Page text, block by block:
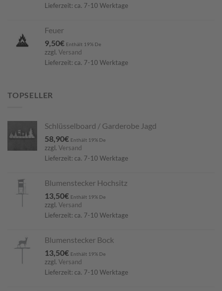
Lieferzeit: ca. 7-10 Werktage
Feuer
9,50€ Enthält 19% De
zzgl. Versand
Lieferzeit: ca. 7-10 Werktage
TOPSELLER
Schlüsselboard / Garderobe Jagd
58,90€ Enthält 19% De
zzgl. Versand
Lieferzeit: ca. 7-10 Werktage
Blumenstecker Hochsitz
13,50€ Enthält 19% De
zzgl. Versand
Lieferzeit: ca. 7-10 Werktage
Blumenstecker Bock
13,50€ Enthält 19% De
zzgl. Versand
Lieferzeit: ca. 7-10 Werktage